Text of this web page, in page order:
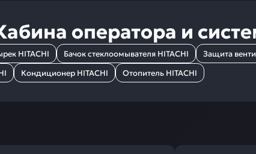
оператора и
HITACHI Бачок стеклоомывателя HITACHI Защита
Кондиционер HITACHI Отопитель HITACHI